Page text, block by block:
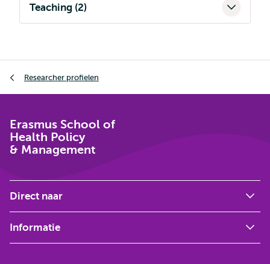
Teaching (2)
Researcher profielen
Erasmus School of
Health Policy
& Management
Direct naar
Informatie